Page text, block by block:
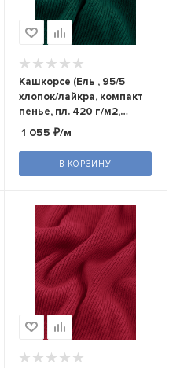
Кашкорсе (Ель , 95/5
хлопок/лайкра, компакт
пенье, пл. 420 г/м2,
шир.120 см)
1 055 ₽/м
В КОРЗИНУ